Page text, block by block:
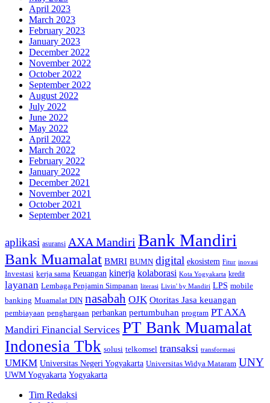
April 2023
March 2023
February 2023
January 2023
December 2022
November 2022
October 2022
September 2022
August 2022
July 2022
June 2022
May 2022
April 2022
March 2022
February 2022
January 2022
December 2021
November 2021
October 2021
September 2021
aplikasi asuransi AXA Mandiri Bank Mandiri
Bank Muamalat BMRI BUMN digital ekosistem Fitur inovasi
Investasi kerja sama Keuangan kinerja kolaborasi Kota Yogyakarta kredit
layanan Lembaga Penjamin Simpanan literasi Livin' by Mandiri LPS mobile
banking Muamalat DIN nasabah OJK Otoritas Jasa keuangan
pembiayaan penghargaan perbankan pertumbuhan program PT AXA
Mandiri Financial Services PT Bank Muamalat
Indonesia Tbk solusi telkomsel transaksi transformasi
UMKM Universitas Negeri Yogyakarta Universitas Widya Mataram UNY
UWM Yogyakarta Yogyakarta
Tim Redaksi